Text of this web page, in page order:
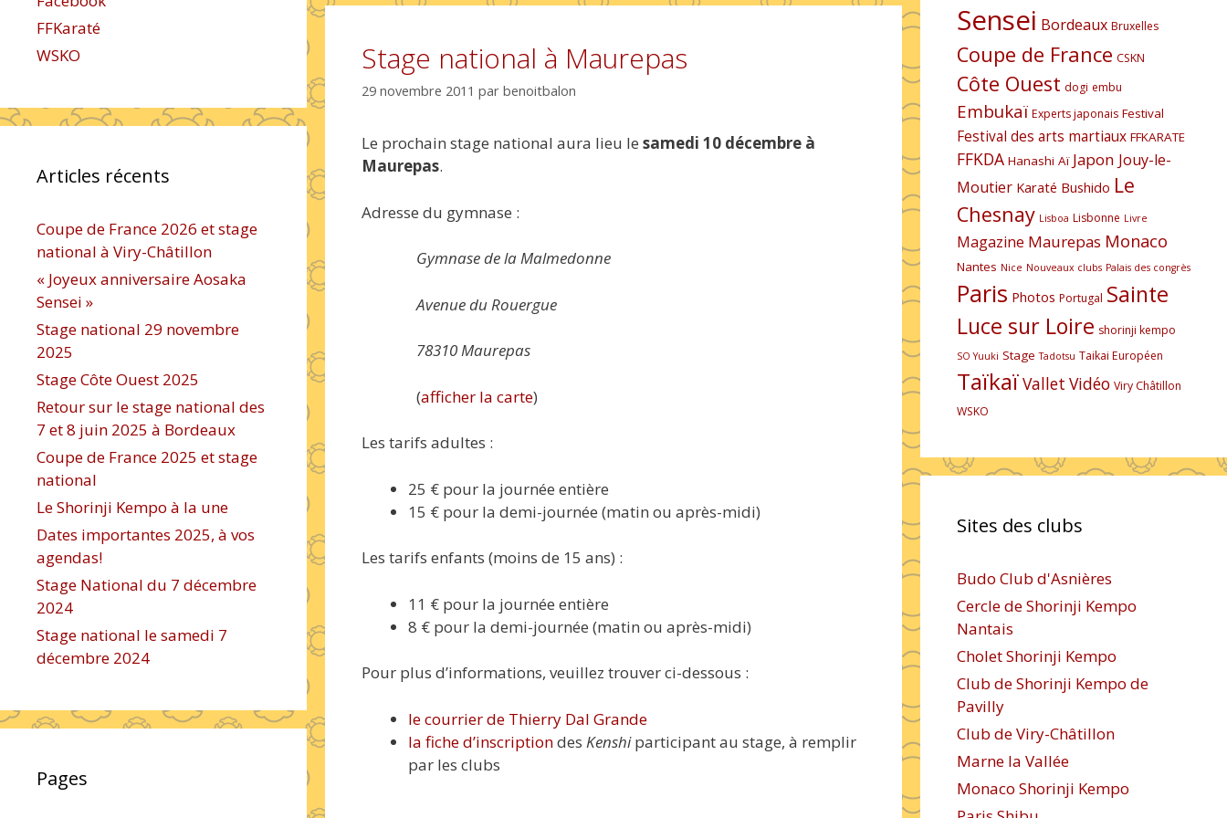
Stage national à Maurepas
29 novembre 2011 par benoitbalon
Le prochain stage national aura lieu le samedi 10 décembre à
Maurepas.
Adresse du gymnase :
Gymnase de la Malmedonne
Avenue du Rouergue
78310 Maurepas
(afficher la carte)
Les tarifs adultes :
25 € pour la journée entière
15 € pour la demi-journée (matin ou après-midi)
Les tarifs enfants (moins de 15 ans) :
11 € pour la journée entière
8 € pour la demi-journée (matin ou après-midi)
Pour plus d’informations, veuillez trouver ci-dessous :
le courrier de Thierry Dal Grande
la fiche d’inscriptiondes Kenshiparticipant au stage, à remplir
par les clubs
FFKaraté
WSKO
Articles récents
Coupe de France 2026 et stage
national à Viry-Châtillon
« Joyeux anniversaire Aosaka
Sensei »
Stage national 29 novembre
2025
Stage Côte Ouest 2025
Retour sur le stage national des
7 et 8 juin 2025 à Bordeaux
Coupe de France 2025 et stage
national
Le Shorinji Kempo à la une
Dates importantes 2025, à vos
agendas!
Stage National du 7 décembre
2024
Stage national le samedi 7
décembre 2024
Pages
Sensei Bordeaux Bruxelles
Coupe de France CSKN
Côte Ouest dogi embu
Embukaï Experts japonais Festival
Festival des arts martiaux FFKARATE
FFKDA Hanashi Aï Japon Jouy-le-
Moutier Karaté Bushido Le
Chesnay Lisboa Lisbonne Livre
Magazine Maurepas Monaco
Nantes Nice Nouveaux clubs Palais des congrès
Paris Photos Portugal Sainte
Luce sur Loire shorinji kempo
SO Yuuki Stage Tadotsu Taikai Européen
TaïkaïVallet Vidéo Viry Châtillon
WSKO
Sites des clubs
Budo Club d'Asnières
Cercle de Shorinji Kempo
Nantais
Cholet Shorinji Kempo
Club de Shorinji Kempo de
Pavilly
Club de Viry-Châtillon
Marne la Vallée
Monaco Shorinji Kempo